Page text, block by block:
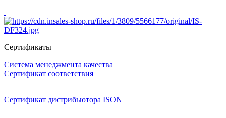
Сертификаты
Система менеджмента качества
Сертификат соответствия
Сертификат дистрибьютора ISON